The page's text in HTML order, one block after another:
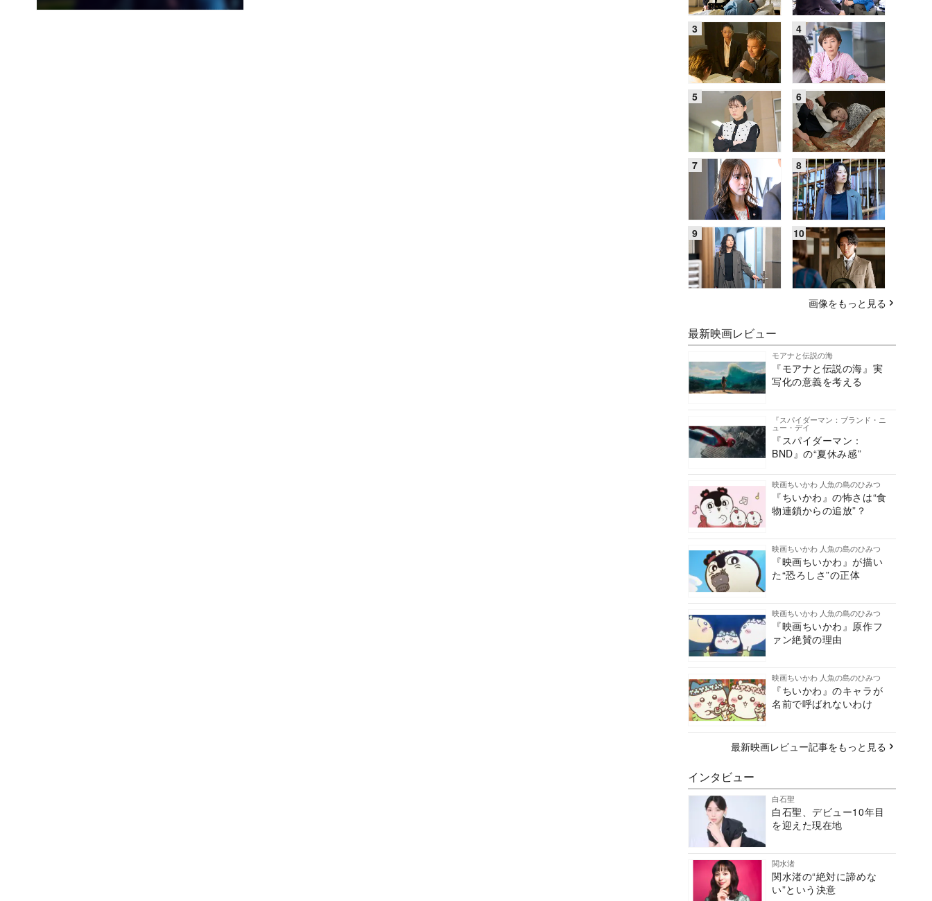
画像をもっと見る
最新映画レビュー
モアナと伝説の海
『モアナと伝説の海』実
写化の意義を考える
『スパイダーマン：ブランド・ニ
ュー・デイ
『スパイダーマン：
BND』の“夏休み感”
映画ちいかわ 人魚の島のひみつ
『ちいかわ』の怖さは“食
物連鎖からの追放”？
映画ちいかわ 人魚の島のひみつ
『映画ちいかわ』が描い
た“恐ろしさ”の正体
映画ちいかわ 人魚の島のひみつ
『映画ちいかわ』原作フ
ァン絶賛の理由
映画ちいかわ 人魚の島のひみつ
『ちいかわ』のキャラが
名前で呼ばれないわけ
最新映画レビュー記事をもっと見る
インタビュー
白石聖
白石聖、デビュー10年目
を迎えた現在地
関水渚
関水渚の“絶対に諦めな
い”という決意